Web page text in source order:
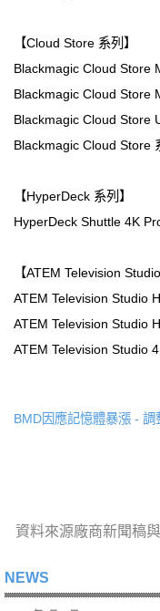
【Cloud Store 系列】
Blackmagic Cloud Store
Blackmagic Cloud Store
Blackmagic Cloud Store
Blackmagic Cloud Store
【HyperDeck 系列】
HyperDeck Shuttle 4K
【ATEM Television
ATEM Television Studio
ATEM Television Studio
ATEM Television Studio
BMD因應記憶體暴漲 - 調
資料來源廠商新聞稿
NEWS